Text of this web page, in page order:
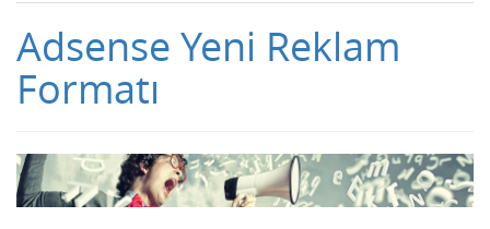
Adsense Yeni Reklam
Formatı